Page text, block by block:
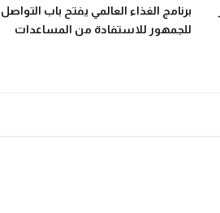
برنامج الغذاء العالمي يفتح باب التواصل
للجمهور للاستفادة من المساعدات